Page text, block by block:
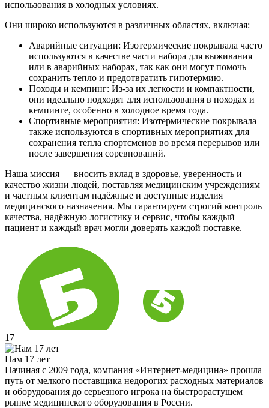
использования в холодных условиях.
Они широко используются в различных областях, включая:
Аварийные ситуации: Изотермические покрывала часто
используются в качестве части набора для выживания
или в аварийных наборах, так как они могут помочь
сохранить тепло и предотвратить гипотермию.
Походы и кемпинг: Из-за их легкости и компактности,
они идеально подходят для использования в походах и
кемпинге, особенно в холодное время года.
Спортивные мероприятия: Изотермические покрывала
также используются в спортивных мероприятиях для
сохранения тепла спортсменов во время перерывов или
после завершения соревнований.
Наша миссия — вносить вклад в здоровье, уверенность и
качество жизни людей, поставляя медицинским учреждениям
и частным клиентам надёжные и доступные изделия
медицинского назначения. Мы гарантируем строгий контроль
качества, надёжную логистику и сервис, чтобы каждый
пациент и каждый врач могли доверять каждой поставке.
17
Нам 17 лет
Начиная с 2009 года, компания «Интернет-медицина» прошла
путь от мелкого поставщика недорогих расходных материалов
и оборудования до серьезного игрока на быстрорастущем
рынке медицинского оборудования в России.